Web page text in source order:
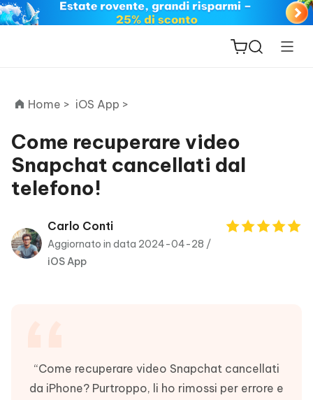
ReiBoot
for iOS
PDNob
PDF
Editor
New
Home > iOS App >
Come recuperare video
Snapchat cancellati dal
telefono!
Carlo Conti
Aggiornato in data 2024-04-28 /
iOS App
“Come recuperare video Snapchat cancellati
da iPhone? Purtroppo, li ho rimossi per errore e